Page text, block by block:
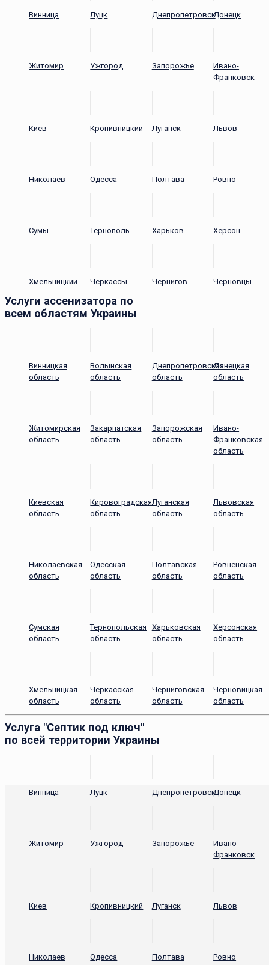
Винница Луцк ДнепропетровскДонецк
Житомир Ужгород Запорожье
Ивано-
Франковск
Киев Кропивницкий Луганск Львов
Николаев Одесса Полтава Ровно
Сумы Тернополь Харьков Херсон
Хмельницкий Черкассы Чернигов Черновцы
Услуги ассенизатора по
всем областям Украины
Винницкая
область
Волынская
область
Днепропетровская
область
Донецкая
область
Житомирская
область
Закарпатская
область
Запорожская
область
Ивано-
Франковская
область
Киевская
область
Кировоградская
область
Луганская
область
Львовская
область
Николаевская
область
Одесская
область
Полтавская
область
Ровненская
область
Сумская
область
Тернопольская
область
Харьковская
область
Херсонская
область
Хмельницкая
область
Черкасская
область
Черниговская
область
Черновицкая
область
Услуга "Септик под ключ"
по всей территории Украины
Винница Луцк ДнепропетровскДонецк
Житомир Ужгород Запорожье
Ивано-
Франковск
Киев Кропивницкий Луганск Львов
Николаев Одесса Полтава Ровно